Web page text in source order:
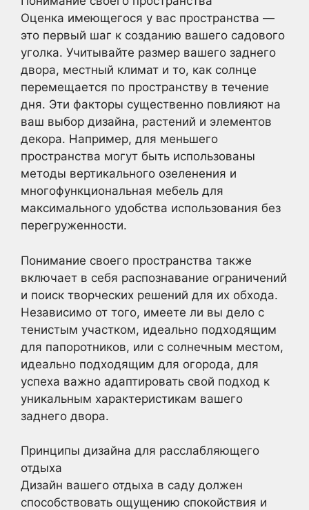
Оценка имеющегося у вас пространства —
это первый шаг к созданию вашего садового
уголка. Учитывайте размер вашего заднего
двора, местный климат и то, как солнце
перемещается по пространству в течение
дня. Эти факторы существенно повлияют на
ваш выбор дизайна, растений и элементов
декора. Например, для меньшего
пространства могут быть использованы
методы вертикального озеленения и
многофункциональная мебель для
максимального удобства использования без
перегруженности.
Понимание своего пространства также
включает в себя распознавание ограничений
и поиск творческих решений для их обхода.
Независимо от того, имеете ли вы дело с
тенистым участком, идеально подходящим
для папоротников, или с солнечным местом,
идеально подходящим для огорода, для
успеха важно адаптировать свой подход к
уникальным характеристикам вашего
заднего двора.
Принципы дизайна для расслабляющего
отдыха
Дизайн вашего отдыха в саду должен
способствовать ощущению спокойствия и